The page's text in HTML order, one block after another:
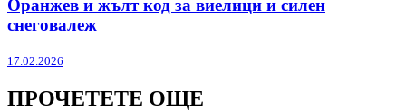
Оранжев и жълт код за виелици и силен
снеговалеж
17.02.2026
ПРОЧЕТЕТЕ ОЩЕ